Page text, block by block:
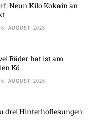
Neun Kilo Kokain an
6. AUGUST 2026
Räder hat ist am
Kö
6. AUGUST 2026
drei Hinterhoflesungen